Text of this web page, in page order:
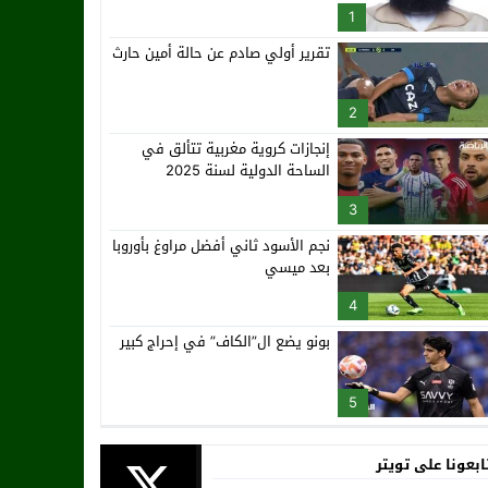
1
2
تقرير أولي صادم عن حالة أمين حارث
3
إنجازات كروية مغربية تتألق في
الساحة الدولية لسنة 2025
4
نجم الأسود ثاني أفضل مراوغ بأوروبا
بعد ميسي
5
بونو يضع ال”الكاف” في إحراج كبير
على تويتر